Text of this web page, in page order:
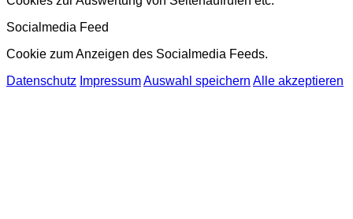
Socialmedia Feed
Cookie zum Anzeigen des Socialmedia Feeds.
Datenschutz ImpressumAuswahl speichern Alle akzeptieren